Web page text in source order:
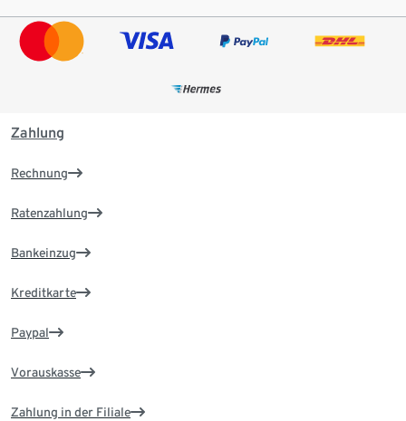
Zahlung
Rechnung
Ratenzahlung
Bankeinzug
Kreditkarte
Paypal
Vorauskasse
Zahlung in der Filiale